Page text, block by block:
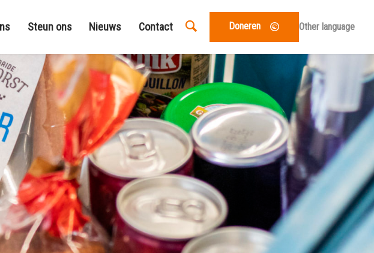
Steun ons Nieuws Contact Doneren Other language